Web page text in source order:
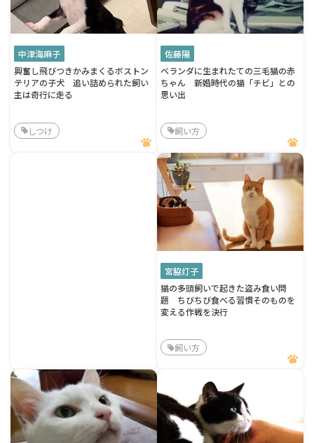
中津海麻子
興奮し飛びつきかみまくるボストン
テリアの子犬 追い詰められた飼い
主は奇行に走る
しつけ
佐藤陽
ベランダに生まれたての三毛猫の赤
ちゃん 新婚時代の猫「チビ」との
思い出
飼い方
宮脇灯子
猫の多頭飼いで起きた盗み食い問
題 ちびちび食べる習慣そのものを
変える作戦を決行
飼い方